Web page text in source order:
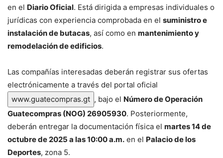
en el Diario Oficial. Está dirigida a empresas individuales o
jurídicas con experiencia comprobada en el suministro e
instalación de butacas, así como en mantenimiento y
remodelación de edificios.
Las compañías interesadas deberán registrar sus ofertas
electrónicamente a través del portal oficial
www.guatecompras.gt , bajo el Número de Operación
Guatecompras (NOG) 26905930. Posteriormente,
deberán entregar la documentación física el martes 14 de
octubre de 2025 a las 10:00 a.m. en el Palacio de los
Deportes, zona 5.